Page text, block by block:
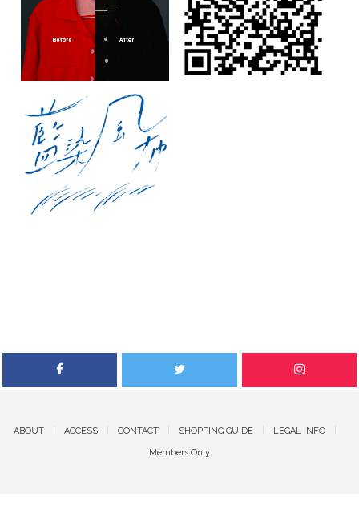
ABOUT ACCESS CONTACT SHOPPING GUIDE LEGAL INFO
Members Only